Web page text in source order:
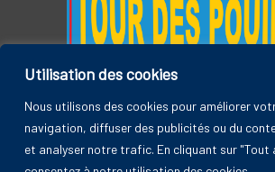
Utilisation des cookies
Nous utilisons des cookies pour améliorer
navigation, diffuser des publicités ou du
et analyser notre trafic. En cliquant sur "Tout
Tour des Pouilles